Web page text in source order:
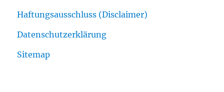
Haftungsausschluss (Disclaimer)
Datenschutzerklärung
Sitemap